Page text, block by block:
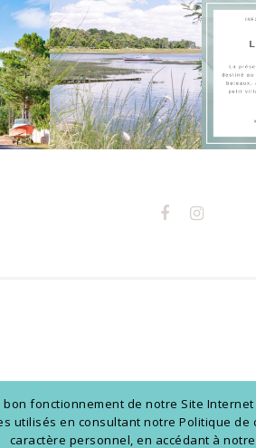
fonctionnement de notre Site
en consultant notre Politique
caractère personnel, en accédant à